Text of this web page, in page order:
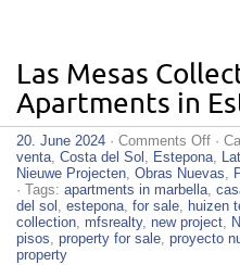
Las Mesas
Apartments in
20. June 2024 · Comments Offon
Las
–
New
·
venta, Costa del Sol , Estepona,
Nieuwe Projecten, Obras Nuevas,
· Tags: apartments in marbella,
del sol , estepona, for sale, huizen
collection, mfsrealty, new project,
pisos, property for sale, proyecto
property